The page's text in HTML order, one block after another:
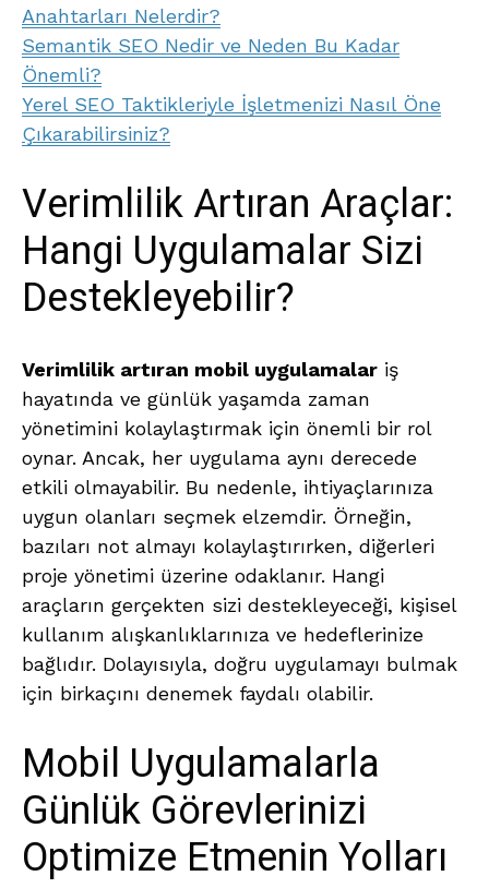
Anahtarları Nelerdir?
Semantik SEO Nedir ve Neden Bu Kadar
Önemli?
Yerel SEO Taktikleriyle İşletmenizi Nasıl Öne
Çıkarabilirsiniz?
Verimlilik Artıran Araçlar:
Hangi Uygulamalar Sizi
Destekleyebilir?
Verimlilik artıran mobil uygulamalar iş
hayatında ve günlük yaşamda zaman
yönetimini kolaylaştırmak için önemli bir rol
oynar. Ancak, her uygulama aynı derecede
etkili olmayabilir. Bu nedenle, ihtiyaçlarınıza
uygun olanları seçmek elzemdir. Örneğin,
bazıları not almayı kolaylaştırırken, diğerleri
proje yönetimi üzerine odaklanır. Hangi
araçların gerçekten sizi destekleyeceği, kişisel
kullanım alışkanlıklarınıza ve hedeflerinize
bağlıdır. Dolayısıyla, doğru uygulamayı bulmak
için birkaçını denemek faydalı olabilir.
Mobil Uygulamalarla
Günlük Görevlerinizi
Optimize Etmenin Yolları